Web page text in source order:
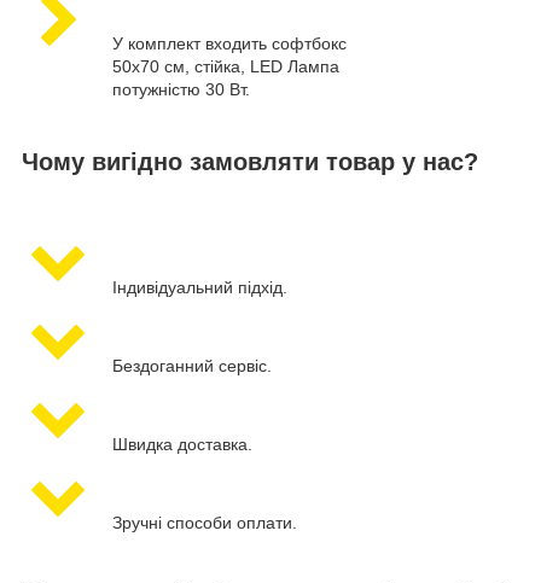
У комплект входить софтбокс
50х70 см, стійка, LED Лампа
потужністю 30 Вт.
Чому вигідно замовляти товар у нас?
Індивідуальний підхід.
Бездоганний сервіс.
Швидка доставка.
Зручні способи оплати.